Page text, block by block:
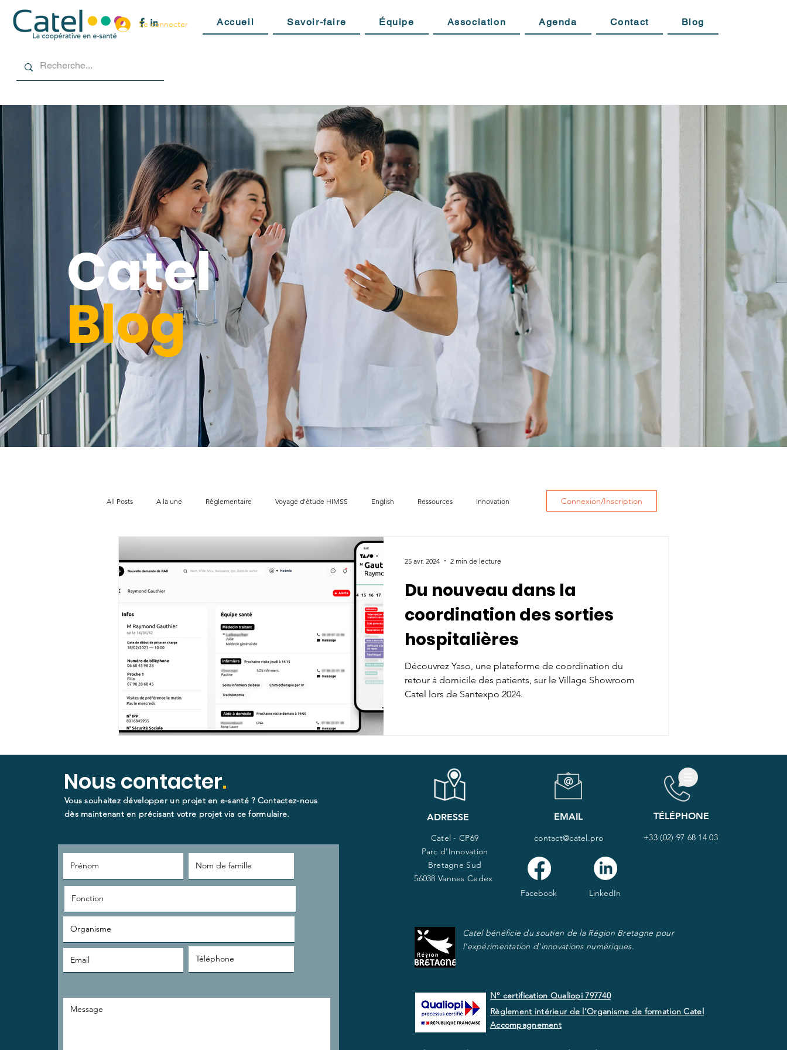
Se connecter Accueil Savoir-faire Équipe Association Agenda Contact Blog
Catel
Blog
All Posts A la une Réglementaire Voyage d'étude HIMSS English Ressources Innovation
Evénements
Informations Publications & ressources Actualités
Ressources adhérents Village Showroom Catel Santexpo A la une Ressources
Insuffisance cardiaque Evénement adhérent Recommandation de Bonne Pratique
Efficience médicale & orga Insuffisance respiratoire Top adhérent
Ecosystème de santé
Connexion/Inscription
Du nouveau dans la
coordination des sorties
hospitalières
Découvrez Yaso, une plateforme de coordination du
retour à domicile des patients, sur le Village Showroom
Catel lors de Santexpo 2024.
25 avr. 2024 2 min de lecture
Nous contacter.
Vous souhaitez développer un projet en e-santé ? Contactez-nous
dès maintenant en précisant votre projet via ce formulaire.​
ADRESSE
Catel - CP69
Parc d'Innovation
Bretagne Sud
56038 Vannes Cedex
EMAIL
contact@catel.pro
Facebook LinkedIn
TÉLÉPHONE
+33 (02) 97 68 14 03
Catel bénéficie du soutien de la Région Bretagne pour
l'expérimentation d'innovations numériques.
N° certification Qualiopi 797740
Règlement intérieur de l’Organisme de formation Catel
Accompagnement